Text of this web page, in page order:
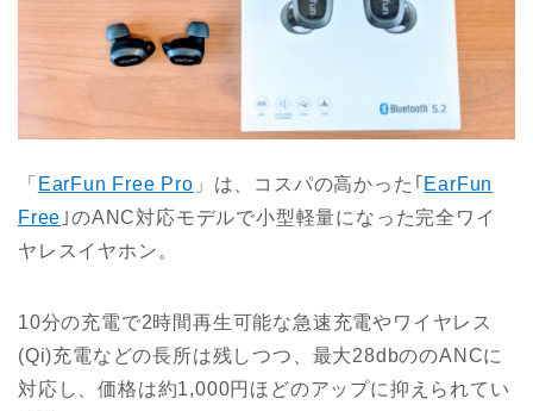
「 EarFun Free Pro 」は、コスパの高かった｢ EarFun
Free ｣のANC対応モデルで小型軽量になった完全ワイ
ヤレスイヤホン。
10分の充電で2時間再生可能な急速充電やワイヤレス
(Qi)充電などの長所は残しつつ、最大28dbののANCに
対応し、価格は約1,000円ほどのアップに抑えられてい